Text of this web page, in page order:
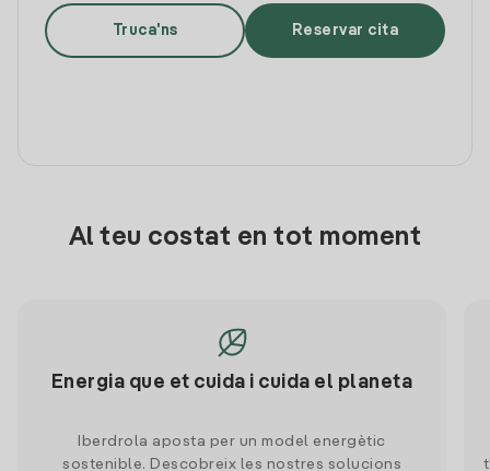
Truca'ns Reservar cita
Al teu costat en tot moment
Energia que et cuida i cuida el planeta
Iberdrola aposta per un model energètic
sostenible. Descobreix les nostres solucions